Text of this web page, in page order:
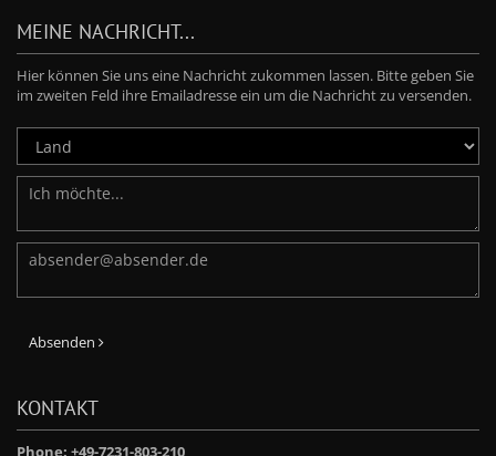
MEINE NACHRICHT...
Hier können Sie uns eine Nachricht zukommen lassen. Bitte geben Sie
im zweiten Feld ihre Emailadresse ein um die Nachricht zu versenden.
Absenden
KONTAKT
Phone: +49-7231-803-210